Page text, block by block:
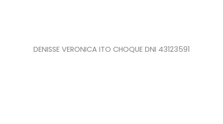
DENISSE VERONICA ITO CHOQUE DNI 43123591